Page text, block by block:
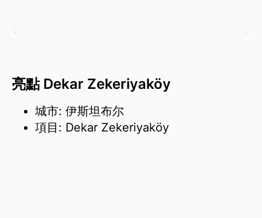
亮點 Dekar Zekeriyaköy
城市: 伊斯坦布尔
項目: Dekar Zekeriyaköy